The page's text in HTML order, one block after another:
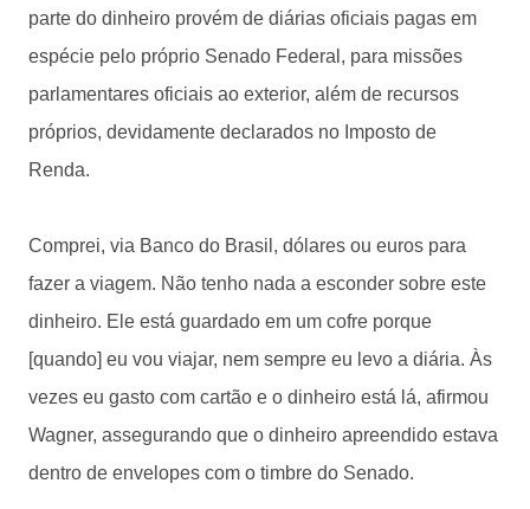
parte do dinheiro provém de diárias oficiais pagas em
espécie pelo próprio Senado Federal, para missões
parlamentares oficiais ao exterior, além de recursos
próprios, devidamente declarados no Imposto de
Renda.
Comprei, via Banco do Brasil, dólares ou euros para
fazer a viagem. Não tenho nada a esconder sobre este
dinheiro. Ele está guardado em um cofre porque
[quando] eu vou viajar, nem sempre eu levo a diária. Às
vezes eu gasto com cartão e o dinheiro está lá, afirmou
Wagner, assegurando que o dinheiro apreendido estava
dentro de envelopes com o timbre do Senado.